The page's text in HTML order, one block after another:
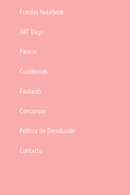
Fundas Notebook
ART Bags
Pareos
Cuadernos
Foulards
Concursos
Política de Devolución
Contacto